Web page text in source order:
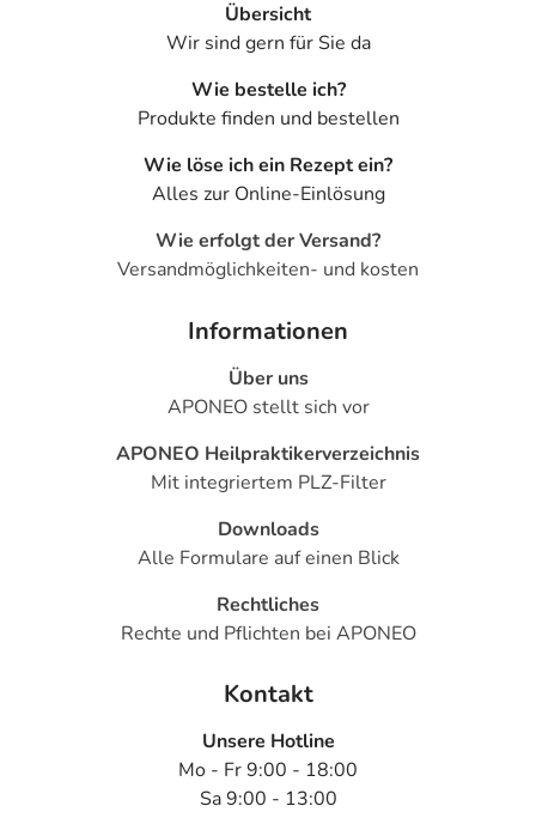
Übersicht
Wir sind gern für Sie da
Wie bestelle ich?
Produkte finden und bestellen
Wie löse ich ein Rezept ein?
Alles zur Online-Einlösung
Wie erfolgt der Versand?
Versandmöglichkeiten- und kosten
Informationen
Über uns
APONEO stellt sich vor
APONEO Heilpraktikerverzeichnis
Mit integriertem PLZ-Filter
Downloads
Alle Formulare auf einen Blick
Rechtliches
Rechte und Pflichten bei APONEO
Kontakt
Unsere Hotline
Mo - Fr 9:00 - 18:00
Sa 9:00 - 13:00